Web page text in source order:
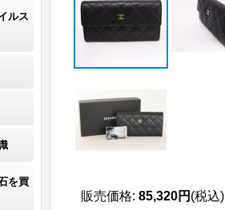
ルス
を買
販売価格: 85,320円 (税込)